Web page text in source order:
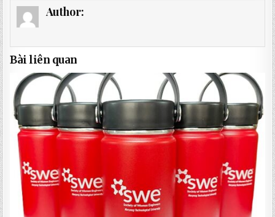
Author:
Bài liên quan